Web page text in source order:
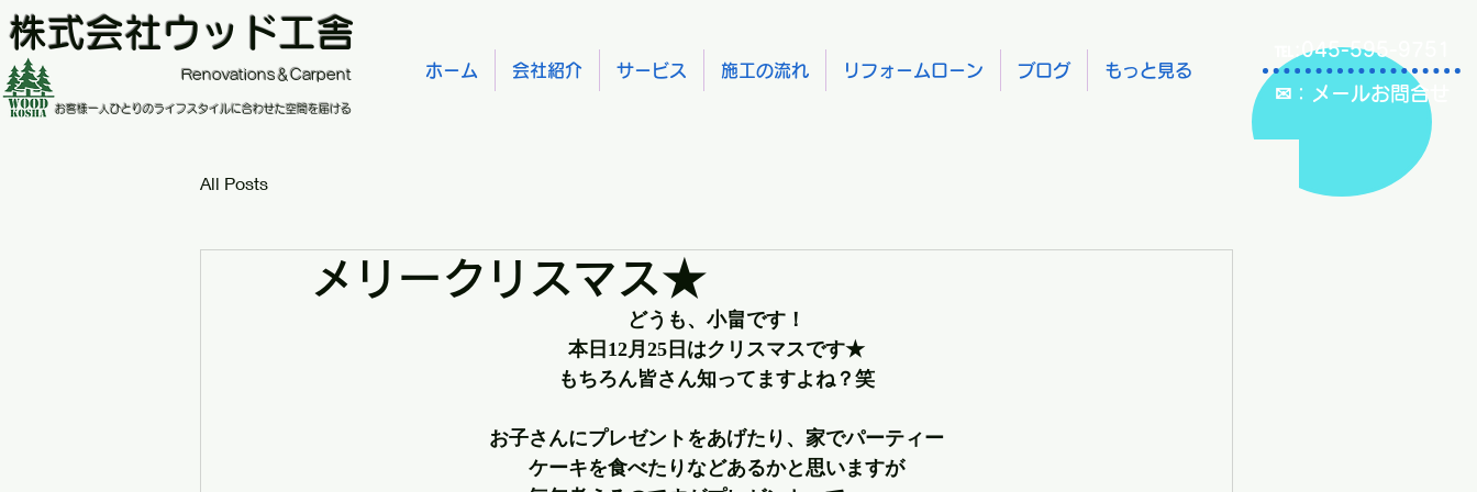
ホーム 会社紹介 サービス 施工の流れ リフォームローン ブログ もっと見る
株式会社ウッド工舎
​Renovations＆Carpent
お客様一人ひとりのライフスタイルに合わせた空間を届ける
℡:045-595-9751
✉：メールお問合せ
All Posts
メリークリスマス★
どうも、小畠です！
本日12月25日はクリスマスです★
もちろん皆さん知ってますよね？笑
お子さんにプレゼントをあげたり、家でパーティー
ケーキを食べたりなどあるかと思いますが